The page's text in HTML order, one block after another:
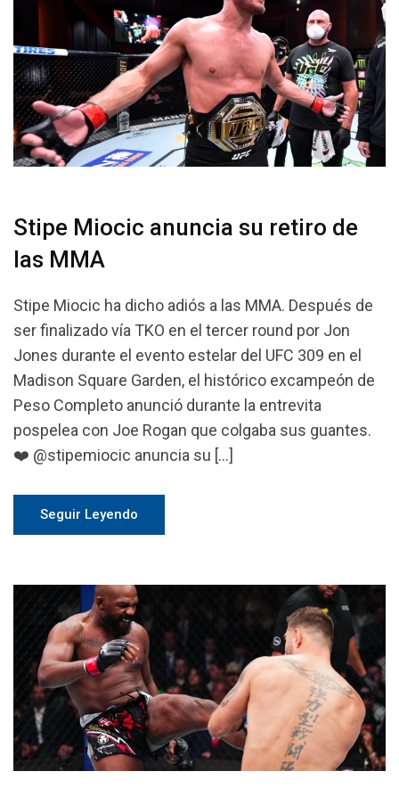
Stipe Miocic anuncia su retiro de
las MMA
Stipe Miocic ha dicho adiós a las MMA. Después de
ser finalizado vía TKO en el tercer round por Jon
Jones durante el evento estelar del UFC 309 en el
Madison Square Garden, el histórico excampeón de
Peso Completo anunció durante la entrevita
pospelea con Joe Rogan que colgaba sus guantes.
❤️ @stipemiocic anuncia su […]
Seguir Leyendo